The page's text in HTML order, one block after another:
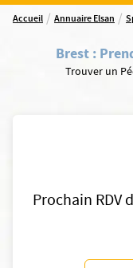
Accueil / Annuaire Elsan /
Brest:
Trouver un
Prochain RDV